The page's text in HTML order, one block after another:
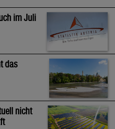
im Juli
das
nicht